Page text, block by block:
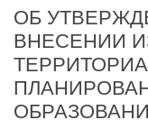
ОБ
ВНЕСЕНИИ